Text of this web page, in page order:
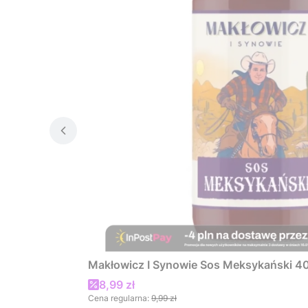
Makłowicz I Synowie Sos Meksykański
Cena promocyjna
8,99 zł
Cena regularna: 9,99 zł